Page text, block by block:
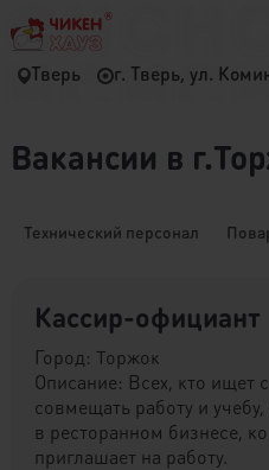
Тверь г. Тверь, ул.
Вакансии в
Технический персонал
Кассир-официант
Город: Торжок
Описание: Всех, кто ищет
совмещать работу и
в ресторанном бизнесе,
приглашает на работу.